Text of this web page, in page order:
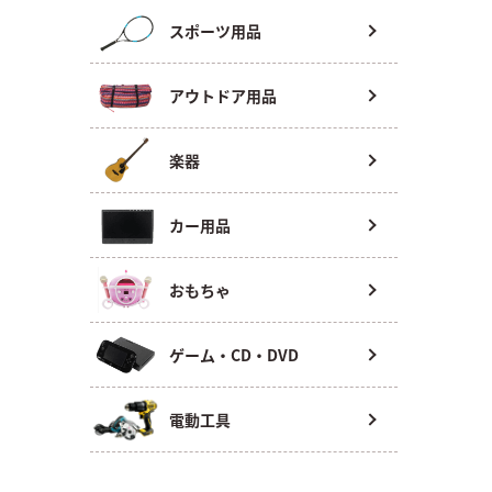
スポーツ用品
アウトドア用品
楽器
カー用品
おもちゃ
ゲーム・CD・DVD
電動工具